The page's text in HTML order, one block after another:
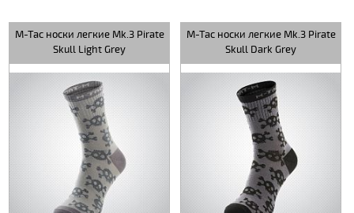
M-Tac носки легкие Mk.3 Pirate
Skull Light Grey
M-Tac носки легкие Mk.3 Pirate
Skull Dark Grey